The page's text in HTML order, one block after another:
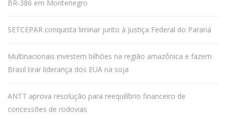
BR-386 em Montenegro
SETCEPAR conquista liminar junto à Justiça Federal do Paraná
Multinacionais investem bilhões na região amazônica e fazem
Brasil tirar liderança dos EUA na soja
ANTT aprova resolução para reequilíbrio financeiro de
concessões de rodovias